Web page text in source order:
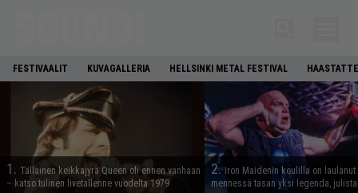
FESTIVAALIT KUVAGALLERIA HELLSINKI METAL FESTIVAL
1. Tällainen keikkajyrä Queen oli ennen vanhaan
– katso tulinen livetallenne vuodelta 1979
2. Iron Maidenin keulilla on laulanut
mennessä tasan yksi legenda,